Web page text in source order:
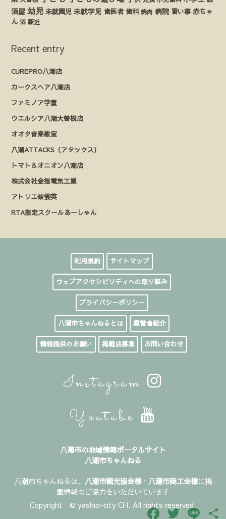
酒屋 幼児 未就園児 未就学児 歯医者 歯科 焼肉 病院 習い事 赤ちゃ
ん 酒 駅近
Recent entry
CUREPRO八潮店
カークスヘア八潮店
ファミノア学童
ウエルシア八潮大曽根店
オオタ音楽教室
八潮ATTACKS（アタックス）
トマト＆オニオン八潮店
株式会社金指電気工業
アトリエ紫雲英
RTA指定スクールあーしゃん
利用規約 サイトマップ
ウェブアクセシビリティへの取り組み
プライバシーポリシー
八潮市ちゃんねるとは 運営者紹介
情報提供のお願い 掲載店募集 お問い合わせ
Instagram
Youtube
八潮市の地域情報ポータルサイト
八潮市ちゃんねる
八潮市ちゃんねるは、 八潮市観光協会様・ 八潮市商工会様に掲
載情報のご協力をいただいています
Copyright © yashio-city CH. All rights reserved.
Facebook
TwitterLine